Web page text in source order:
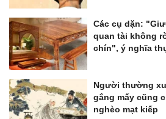
Các cụ dặn:
quan tài không
chín", ý nghĩa
Người thường
gắng mấy cũng
nghèo mạt kiếp